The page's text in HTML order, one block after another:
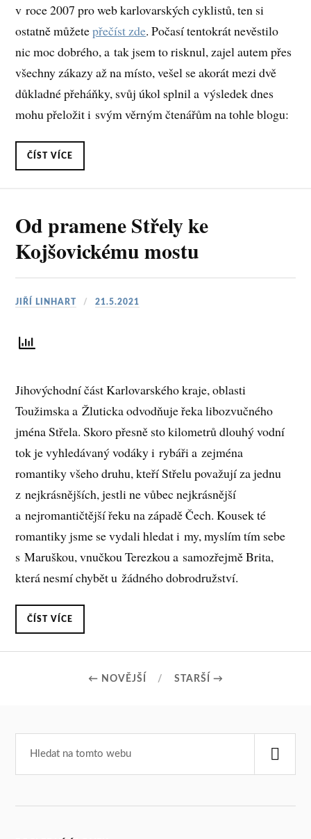
v roce 2007 pro web karlovarských cyklistů, ten si
ostatně můžetepřečíst zde. Počasí tentokrát nevěstilo
nic moc dobrého, a tak jsem to risknul, zajel autem přes
všechny zákazy až na místo, vešel se akorát mezi dvě
důkladné přeháňky, svůj úkol splnil a výsledek dnes
mohu přeložit i svým věrným čtenářům na tohle blogu:
ČÍST VÍCE
Od pramene Střely ke
Kojšovickému mostu
JIŘÍ LINHART 21.5.2021
Jihovýchodní část Karlovarského kraje, oblasti
Toužimska a Žluticka odvodňuje řeka libozvučného
jména Střela. Skoro přesně sto kilometrů dlouhý vodní
tok je vyhledávaný vodáky i rybáři a zejména
romantiky všeho druhu, kteří Střelu považují za jednu
z nejkrásnějších, jestli ne vůbec nejkrásnější
a nejromantičtější řeku na západě Čech. Kousek té
romantiky jsme se vydali hledat i my, myslím tím sebe
s Maruškou, vnučkou Terezkou a samozřejmě Brita,
která nesmí chybět u žádného dobrodružství.
ČÍST VÍCE
← NOVĚJŠÍ STARŠÍ →